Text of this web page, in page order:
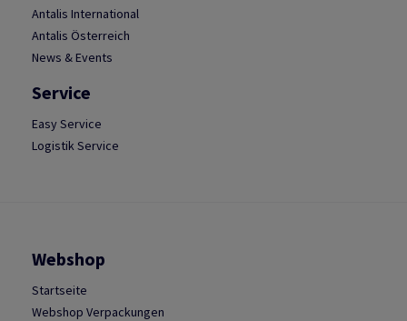
Antalis International
Antalis Österreich
News & Events
Service
Easy Service
Logistik Service
Webshop
Startseite
Webshop Verpackungen